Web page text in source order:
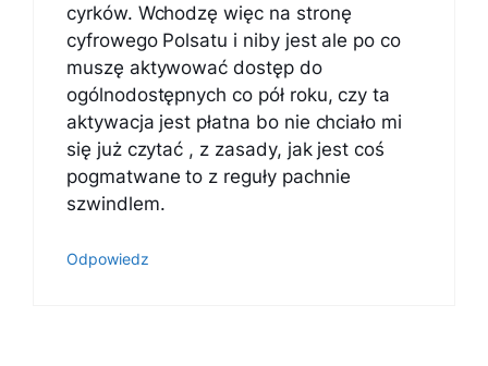
cyrków. Wchodzę więc na stronę
cyfrowego Polsatu i niby jest ale po co
muszę aktywować dostęp do
ogólnodostępnych co pół roku, czy ta
aktywacja jest płatna bo nie chciało mi
się już czytać , z zasady, jak jest coś
pogmatwane to z reguły pachnie
szwindlem.
Odpowiedz